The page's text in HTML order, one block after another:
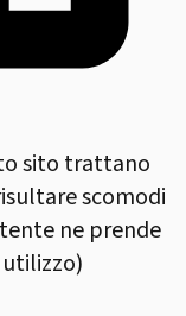
sito trattano
scomodi
ne prende